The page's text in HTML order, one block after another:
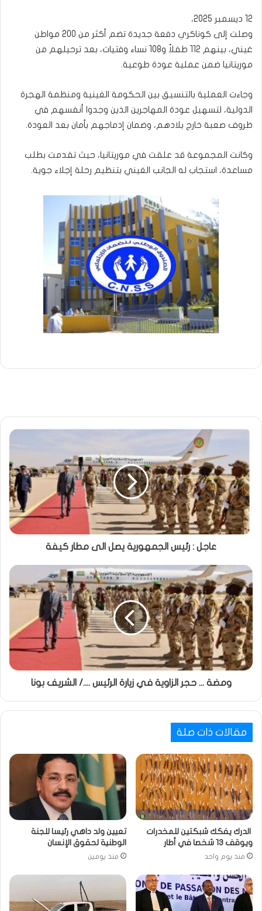
12 ديسمبر 2025،
وصلت إلى كوناكري دفعة جديدة تضم أكثر من 200 مواطن
غيني، بينهم 112 طفلاً و108 نساء وفتيات، بعد ترحيلهم من
موريتانيا ضمن عملية عودة طوعية.
وجاءت العملية بالتنسيق بين الحكومة الغينية ومنظمة الهجرة
الدولية، لتسهيل عودة المهاجرين الذين وجدوا أنفسهم في
ظروف صعبة خارج بلادهم، وضمان إدماجهم بأمان بعد العودة.
وكانت المجموعة قد علقت في موريتانيا، حيث تقدمت بطلب
مساعدة، استجاب له الجانب الغيني بتنظيم رحلة إجلاء جوية.
عاجل : رئيس الجمهورية يصل الى مطار كيفة
ومضة ... حجر الزاوية في زيارة الرئيس ..../ الشريف بونا
مقالات ذات صلة
الدرك يفكك شبكتين للمخدرات
ويوقف 13 شخصا في أطار
منذ يوم واحد
تعيين ولد داهي رئيسا للجنة
الوطنية لحقوق الإنسان
منذ يومين